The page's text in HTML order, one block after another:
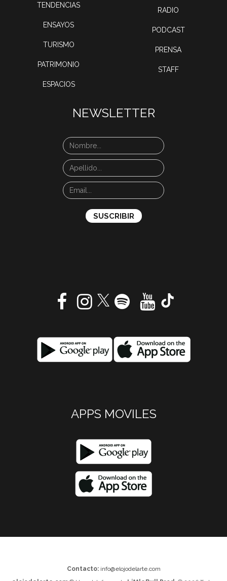
TENDENCIAS
ENSAYOS
TURISMO
PATRIMONIO
ESPACIOS
RADIO
PODCAST
PRENSA
STAFF
NEWSLETTER
APPS MOVILES
Contacto: info@elojodelarte.com